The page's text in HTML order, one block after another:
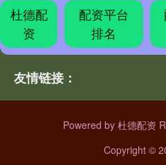
杜德配
资
配资平台
排名
友情链接：
Powered by 杜德配资
Copyright ©